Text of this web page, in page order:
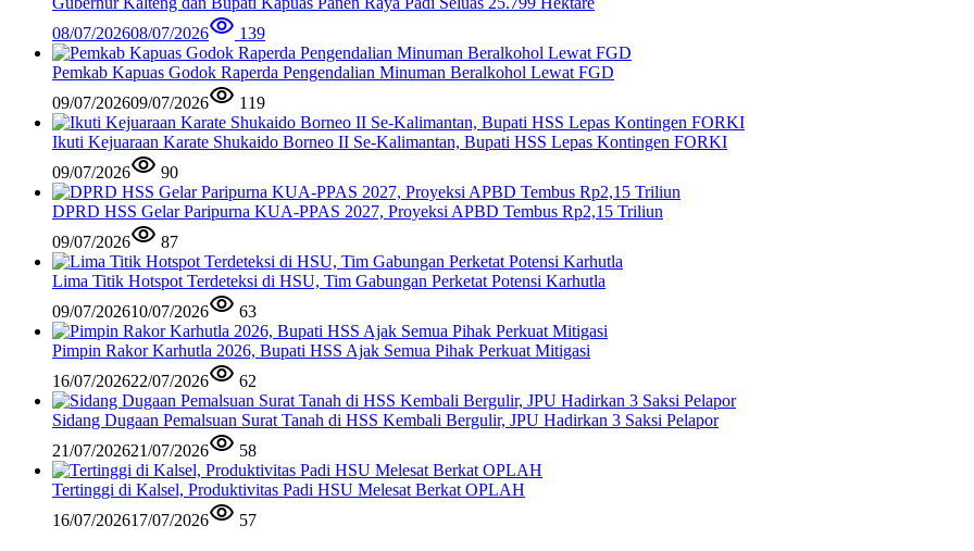
08/07/202608/07/2026 139
Pemkab Kapuas Godok Raperda Pengendalian Minuman Beralkohol Lewat FGD
09/07/202609/07/2026 119
Ikuti Kejuaraan Karate Shukaido Borneo II Se-Kalimantan, Bupati HSS Lepas Kontingen FORKI
09/07/2026
90
DPRD HSS Gelar Paripurna KUA-PPAS 2027, Proyeksi APBD Tembus Rp2,15 Triliun
09/07/2026
87
Lima Titik Hotspot Terdeteksi di HSU, Tim Gabungan Perketat Potensi Karhutla
09/07/202610/07/2026 63
Pimpin Rakor Karhutla 2026, Bupati HSS Ajak Semua Pihak Perkuat Mitigasi
16/07/202622/07/2026 62
Sidang Dugaan Pemalsuan Surat Tanah di HSS Kembali Bergulir, JPU Hadirkan 3 Saksi Pelapor
21/07/202621/07/2026 58
Tertinggi di Kalsel, Produktivitas Padi HSU Melesat Berkat OPLAH
16/07/202617/07/2026 57